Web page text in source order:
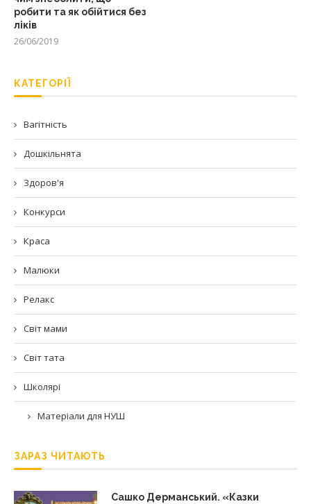
робити та як обійтися без
ліків
26/06/2019
КАТЕГОРІЇ
Вагітність
Дошкільнята
Здоров'я
Конкурси
Краса
Малюки
Релакс
Світ мами
Світ тата
Школярі
Матеріали для НУШ
ЗАРАЗ ЧИТАЮТЬ
Сашко Дерманський. «Казки